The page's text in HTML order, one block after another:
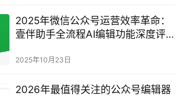
2025年微信公众号运营效率革命：
壹伴助手全流程AI编辑功能深度评
2025年10月23日
2026年最值得关注的公众号编辑器